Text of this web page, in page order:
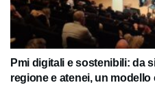
Pmi digitali e sostenibili: da
regione e atenei, un